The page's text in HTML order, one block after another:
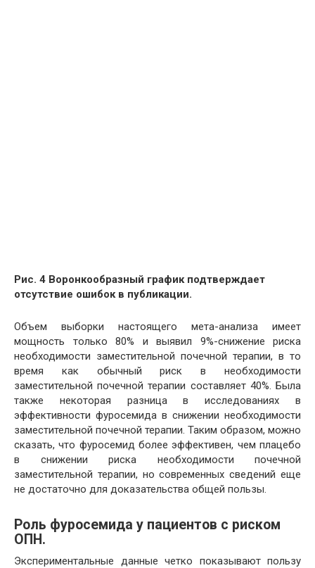
Рис. 4 Воронкообразный график подтверждает
отсутствие ошибок в публикации.
Объем выборки настоящего мета-анализа имеет
мощность только 80% и выявил 9%-снижение риска
необходимости заместительной почечной терапии, в то
время как обычный риск в необходимости
заместительной почечной терапии составляет 40%. Была
также некоторая разница в исследованиях в
эффективности фуросемида в снижении необходимости
заместительной почечной терапии. Таким образом, можно
сказать, что фуросемид более эффективен, чем плацебо
в снижении риска необходимости почечной
заместительной терапии, но современных сведений еще
не достаточно для доказательства общей пользы.
Роль фуросемида у пациентов с риском
ОПН.
Экспериментальные данные четко показывают пользу